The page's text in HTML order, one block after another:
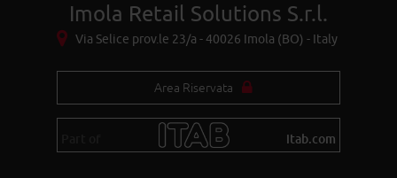
Imola Retail Solutions S.r.l.
Via Selice prov.le 23/a - 40026 Imola (BO) - Italy
Area Riservata
itab.com